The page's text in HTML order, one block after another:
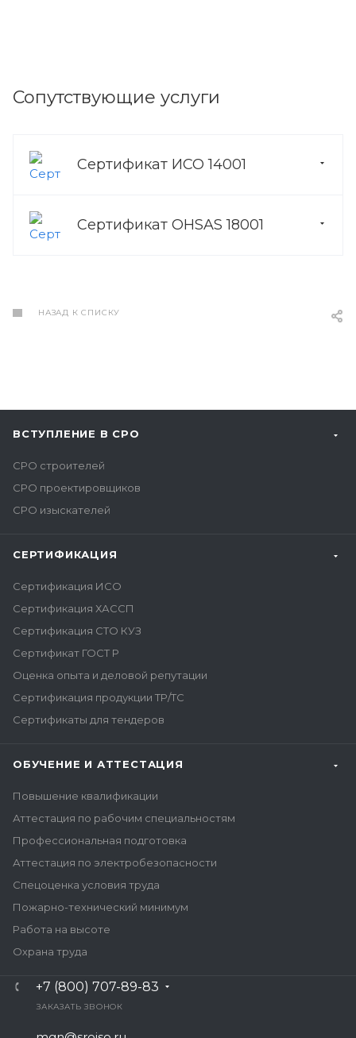
Сопутствующие услуги
Сертификат ИСО 14001
Сертификат OHSAS 18001
НАЗАД К СПИСКУ
ВСТУПЛЕНИЕ В СРО
СРО строителей
СРО проектировщиков
СРО изыскателей
СЕРТИФИКАЦИЯ
Сертификация ИСО
Сертификация ХАССП
Сертификация СТО КУЗ
Сертификат ГОСТ Р
Оценка опыта и деловой репутации
Сертификация продукции ТР/ТС
Сертификаты для тендеров
ОБУЧЕНИЕ И АТТЕСТАЦИЯ
Повышение квалификации
Аттестация по рабочим специальностям
Профессиональная подготовка
Аттестация по электробезопасности
Спецоценка условия труда
Пожарно-технический минимум
Работа на высоте
Охрана труда
+7 (800) 707-89-83
ЗАКАЗАТЬ ЗВОНОК